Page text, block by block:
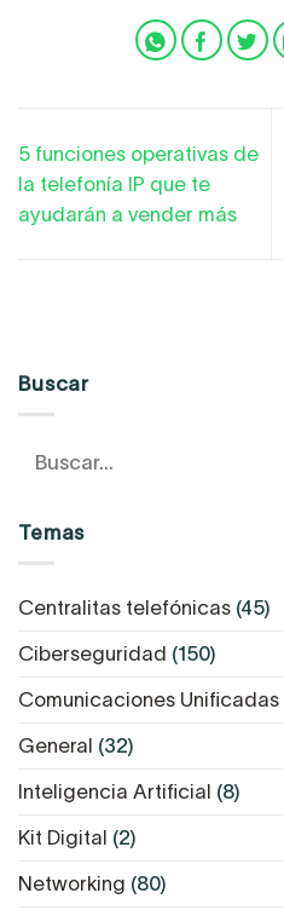
5 funciones operativas de
la telefonía IP que te
ayudarán a vender más
Buscar
Temas
Centralitas telefónicas (45)
Ciberseguridad (150)
Comunicaciones Unificadas
General (32)
Inteligencia Artificial (8)
Kit Digital (2)
Networking (80)